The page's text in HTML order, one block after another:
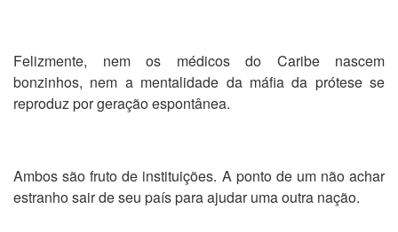
Felizmente, nem os médicos do Caribe nascem
bonzinhos, nem a mentalidade da máfia da prótese se
reproduz por geração espontânea.
Ambos são fruto de instituições. A ponto de um não achar
estranho sair de seu país para ajudar uma outra nação.